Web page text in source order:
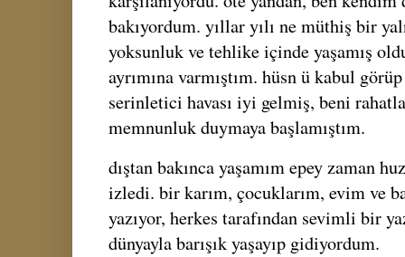
bakıyordum. yıllar yılı ne müthiş bir
yoksunluk ve tehlike içinde yaşamış
ayrımına varmıştım. hüsn ü kabul
serinletici havası iyi gelmiş, beni
memnunluk duymaya başlamıştım.
dıştan bakınca yaşamım epey zaman
izledi. bir karım, çocuklarım, evim ve
yazıyor, herkes tarafından sevimli bir
dünyayla barışık yaşayıp gidiyordum.